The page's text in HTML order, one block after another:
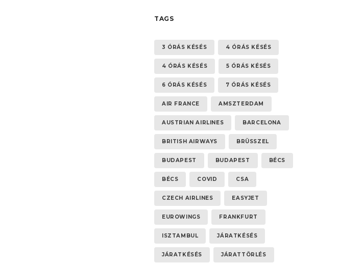
TAGS
3 ÓRÁS KÉSÉS 4 ÓRÁS KÉSÉS
4 ÓRÁS KÉSÉS 5 ÓRÁS KÉSÉS
6 ÓRÁS KÉSÉS 7 ÓRÁS KÉSÉS
AIR FRANCE AMSZTERDAM
AUSTRIAN AIRLINES BARCELONA
BRITISH AIRWAYS BRÜSSZEL
BUDAPEST BUDAPEST BÉCS
BÉCS COVID CSA
CZECH AIRLINES EASYJET
EUROWINGS FRANKFURT
ISZTAMBUL JÁRATKÉSÉS
JÁRATKÉSÉS JÁRATTÖRLÉS